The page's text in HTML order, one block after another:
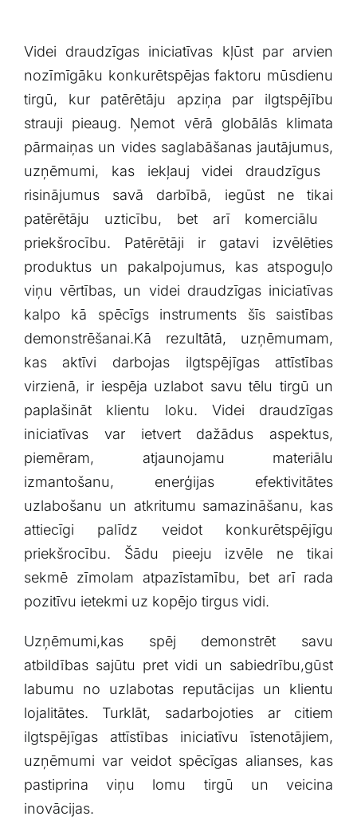
Videi draudzīgas iniciatīvas kļūst par arvien‍
nozīmīgāku konkurētspējas faktoru mūsdienu
tirgū, kur ‍patērētāju apziņa par ilgtspējību
strauji⁤ pieaug. Ņemot vērā globālās klimata
‌pārmaiņas un ⁣vides saglabāšanas jautājumus,
uzņēmumi, kas iekļauj videi draudzīgus ​
risinājumus savā darbībā, iegūst ne tikai⁤
patērētāju uzticību, bet‍ arī ‍komerciālu ​
priekšrocību. Patērētāji ir gatavi izvēlēties
produktus un pakalpojumus, kas atspoguļo
⁤viņu vērtības, ⁤un videi draudzīgas iniciatīvas
‌kalpo kā spēcīgs instruments ‌šīs saistības
demonstrēšanai.Kā rezultātā, uzņēmumam,
kas aktīvi darbojas‍ ilgtspējīgas attīstības
virzienā, ir iespēja⁢ uzlabot⁣ savu tēlu tirgū un
paplašināt klientu ‌loku. Videi draudzīgas
iniciatīvas​ var ietvert dažādus aspektus,
piemēram, atjaunojamu ‌materiālu
izmantošanu,⁢ enerģijas efektivitātes
uzlabošanu un atkritumu samazināšanu,‌ kas​
attiecīgi palīdz veidot konkurētspējīgu
priekšrocību. Šādu pieeju izvēle ​ne ⁢tikai
sekmē ‌zīmolam atpazīstamību, bet arī rada
‌pozitīvu ietekmi ⁤uz kopējo ⁤tirgus vidi.
Uzņēmumi,kas spēj demonstrēt savu
atbildības sajūtu pret vidi un⁤ sabiedrību,gūst
labumu no uzlabotas reputācijas un klientu⁣
lojalitātes. Turklāt, sadarbojoties⁣ ar​ citiem
ilgtspējīgas attīstības iniciatīvu īstenotājiem,
uzņēmumi var veidot spēcīgas alianses,⁤ kas
pastiprina viņu ‍lomu‍ tirgū un veicina⁤
inovācijas.